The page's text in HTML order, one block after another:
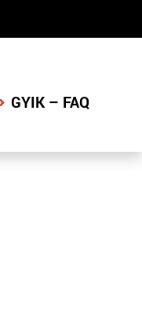
GYIK – FAQ